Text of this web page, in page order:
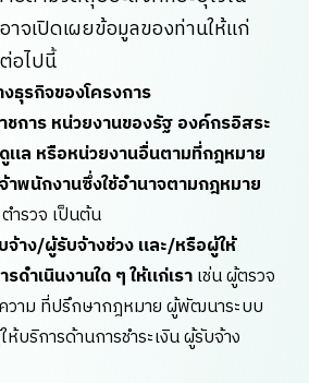
จเปิดเผยข้อมูลของท่านให้แก่
อไปนี้
ธุรกิจของโครงการ
การ หน่วยงานของรัฐ องค์กรอิสระ
แล หรือหน่วยงานอื่นตามที่กฎหมาย
าพนักงานซึ่งใช้อำนาจตามกฎหมาย
ำรวจ เป็นต้น
าง/ผู้รับจ้างช่วง และ/หรือผู้ให้
ดำเนินงานใด ๆ ให้แก่เราเช่น ผู้ตรวจ
าม ที่ปรึกษากฎหมาย ผู้พัฒนาระบบ
บริการด้านการชำระเงิน ผู้รับจ้าง